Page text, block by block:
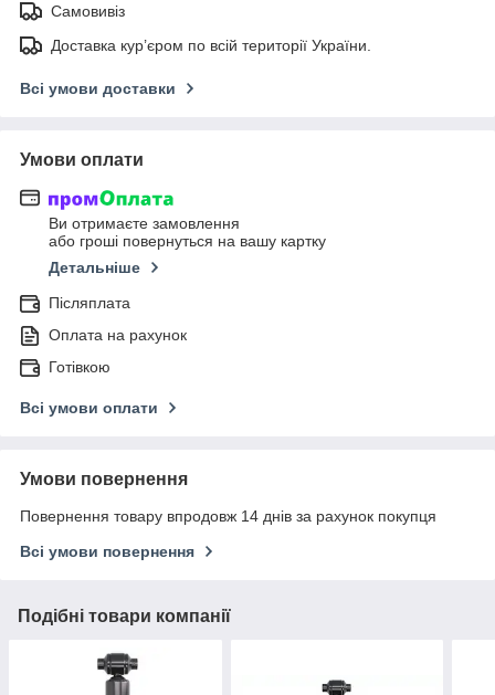
Самовивіз
Доставка кур’єром по всій території України.
Всі умови доставки
Умови оплати
Ви отримаєте замовлення
або гроші повернуться на вашу картку
Детальніше
Післяплата
Оплата на рахунок
Готівкою
Всі умови оплати
Умови повернення
Повернення товару впродовж 14 днів за рахунок покупця
Всі умови повернення
Подібні товари компанії